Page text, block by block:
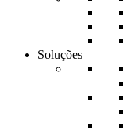
Soluções